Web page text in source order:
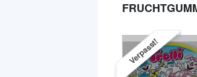
Verpasst!